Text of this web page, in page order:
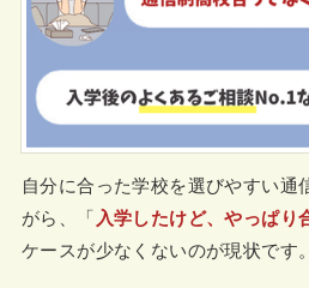
自分に合った学校を選びやすい通
がら、「 入学したけど、やっぱ
ケースが少なくないのが現状です。